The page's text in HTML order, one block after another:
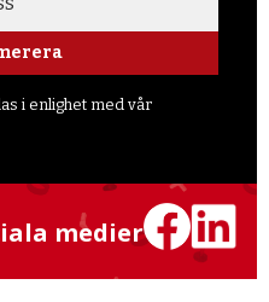
i enlighet med vår
medier